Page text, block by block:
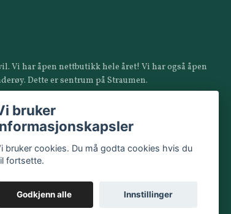
Vi har åpen nettbutikk hele året! Vi har også åpen
Dette er sentrum på Straumen.
bruker
bruker cookies. Du må godta cookies hvis du
fortsette.
Godkjenn alle Innstillinger